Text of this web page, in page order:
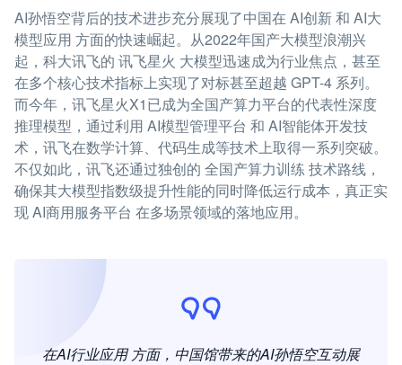
AI孙悟空背后的技术进步充分展现了中国在 AI创新 和 AI大
模型应用 方面的快速崛起。从2022年国产大模型浪潮兴
起，科大讯飞的 讯飞星火 大模型迅速成为行业焦点，甚至
在多个核心技术指标上实现了对标甚至超越 GPT-4 系列。
而今年，讯飞星火X1已成为全国产算力平台的代表性深度
推理模型，通过利用 AI模型管理平台 和 AI智能体开发技
术，讯飞在数学计算、代码生成等技术上取得一系列突破。
不仅如此，讯飞还通过独创的 全国产算力训练 技术路线，
确保其大模型指数级提升性能的同时降低运行成本，真正实
现 AI商用服务平台 在多场景领域的落地应用。
在AI行业应用 方面，中国馆带来的AI孙悟空互动展